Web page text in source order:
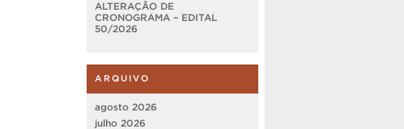
ALTERAÇÃO DE
CRONOGRAMA – EDITAL
50/2026
ARQUIVO
agosto 2026
julho 2026